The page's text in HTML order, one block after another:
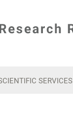
SERVICES